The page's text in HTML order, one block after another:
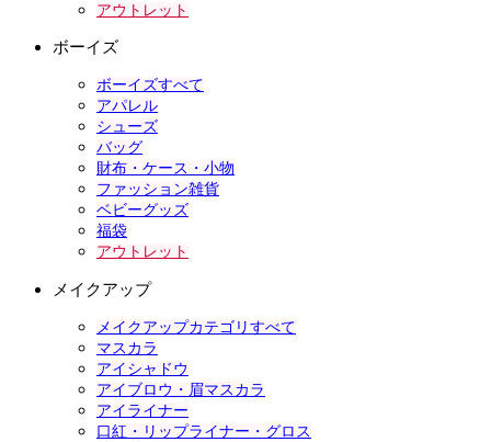
アウトレット
ボーイズ
ボーイズすべて
アパレル
シューズ
バッグ
財布・ケース・小物
ファッション雑貨
ベビーグッズ
福袋
アウトレット
メイクアップ
メイクアップカテゴリすべて
マスカラ
アイシャドウ
アイブロウ・眉マスカラ
アイライナー
口紅・リップライナー・グロス